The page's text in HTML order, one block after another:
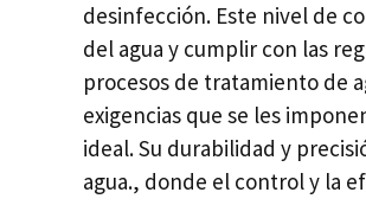
desinfección. Este nivel de
del agua y cumplir con las
procesos de tratamiento de
exigencias que se les
ideal. Su durabilidad y
agua., donde el control y la